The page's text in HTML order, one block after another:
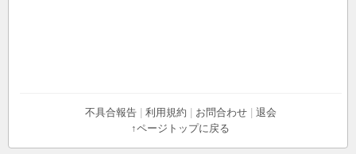
不具合報告 利用規約 お問合わせ
退会
↑ページトップに戻る